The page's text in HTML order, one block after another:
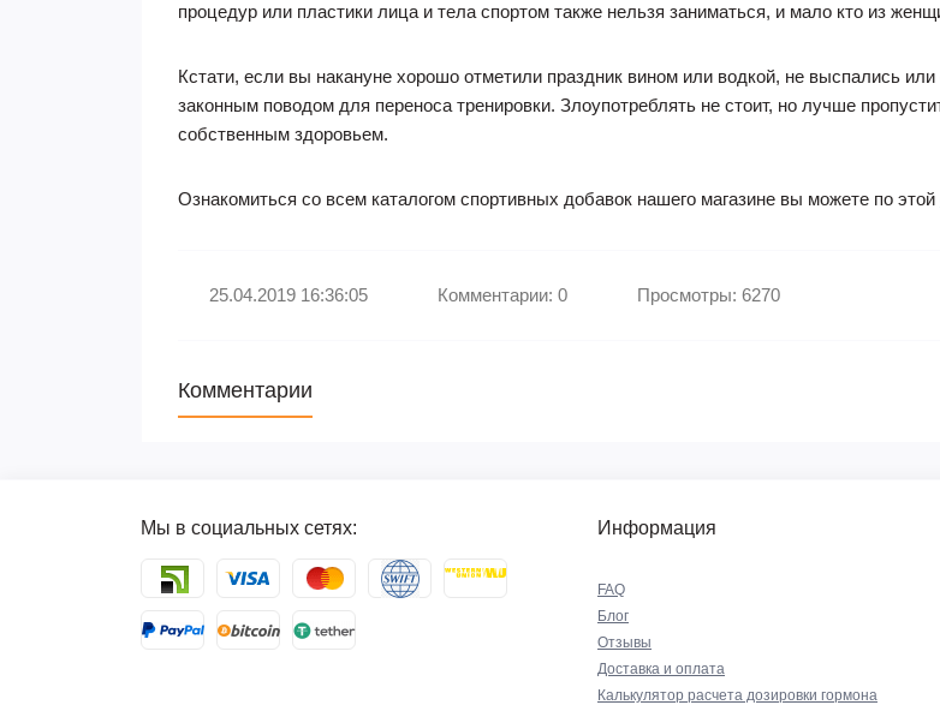
процедур или пластики лица и тела спортом также нельзя заниматься, и мало кто из
Кстати, если вы накануне хорошо отметили праздник вином или водкой, не выспались
законным поводом для переноса тренировки. Злоупотреблять не стоит, но лучше
собственным здоровьем.
Ознакомиться со всем каталогом спортивных добавок нашего магазине вы можете по этой
25.04.2019 16:36:05 Комментарии: 0 Просмотры: 6270
Комментарии
Мы в социальных сетях: Информация
FAQ
Блог
Отзывы
Доставка и оплата
Калькулятор расчета дозировки гормона